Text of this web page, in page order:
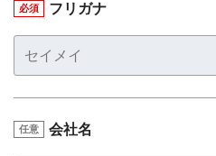
必須 フリガナ
任意 会社名